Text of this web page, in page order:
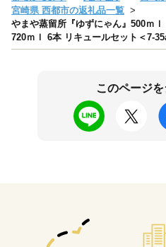
宮崎県 西都市の返礼品一覧
やまや蒸留所『ゆずにゃん』500ｍｌ
720ｍｌ 6本 リキュールセット＜7-
このページ